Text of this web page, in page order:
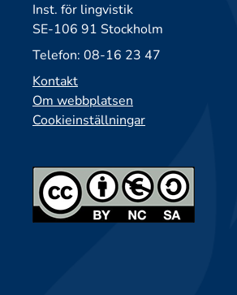
Inst. för lingvistik
SE-106 91 Stockholm
Telefon: 08-16 23 47
Kontakt
Om webbplatsen
Cookieinställningar